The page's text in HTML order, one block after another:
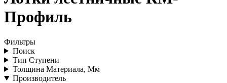
Профиль
Фильтры
Поиск
Тип Ступени
Толщина Материала, Мм
Производитель